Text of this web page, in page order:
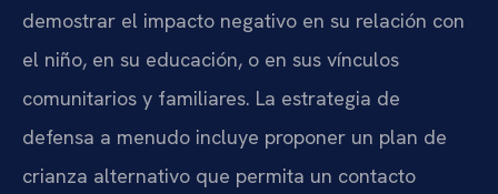
demostrar el impacto negativo en su relación con
el niño, en su educación, o en sus vínculos
comunitarios y familiares. La estrategia de
defensa a menudo incluye proponer un plan de
crianza alternativo que permita un contacto